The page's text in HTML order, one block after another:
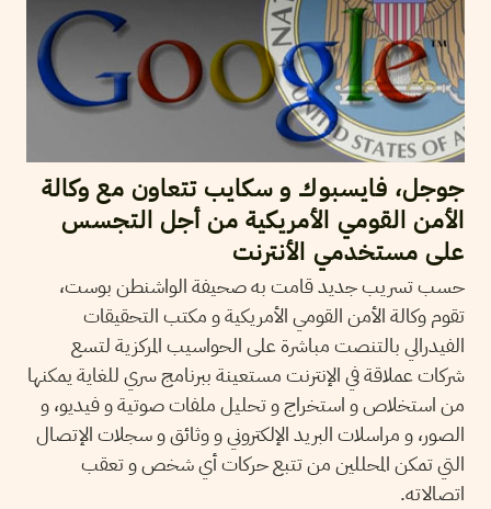
جوجل، فايسبوك و سكايب تتعاون مع وكالة
الأمن القومي الأمريكية من أجل التجسس
على مستخدمي الأنترنت
حسب تسريب جديد قامت به صحيفة الواشنطن بوست،
تقوم وكالة الأمن القومي الأمريكية و مكتب التحقيقات
الفيدرالي بالتنصت مباشرة على الحواسيب المركزية لتسع
شركات عملاقة في الإنترنت مستعينة ببرنامج سري للغاية يمكنها
من استخلاص و استخراج و تحليل ملفات صوتية و فيديو، و
الصور، و مراسلات البريد الإلكتروني و وثائق و سجلات الإتصال
التي تمكن المحللين من تتبع حركات أي شخص و تعقب
اتصالاته.